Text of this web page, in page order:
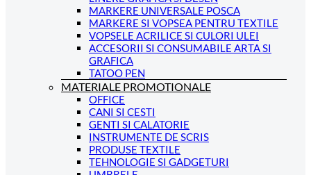
MARKERE UNIVERSALE POSCA
MARKERE SI VOPSEA PENTRU TEXTILE
VOPSELE ACRILICE SI CULORI ULEI
ACCESORII SI CONSUMABILE ARTA SI
GRAFICA
TATOO PEN
MATERIALE PROMOTIONALE
OFFICE
CANI SI CESTI
GENTI SI CALATORIE
INSTRUMENTE DE SCRIS
PRODUSE TEXTILE
TEHNOLOGIE SI GADGETURI